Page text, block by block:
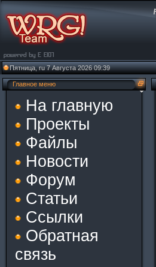
Пятница, ru 7 Августа 2026 09:39
Главное меню
На главную
Проекты
Файлы
Новости
Форум
Статьи
Ссылки
Обратная
связь